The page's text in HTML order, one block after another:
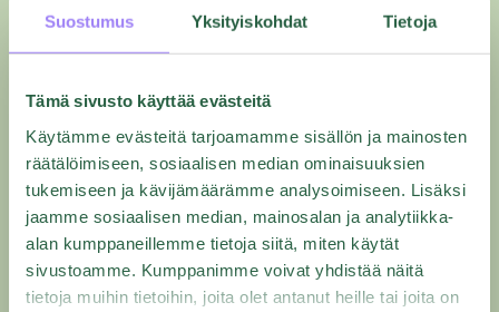
Suostumus Yksityiskohdat Tietoja
Tämä sivusto käyttää evästeitä
Käytämme evästeitä tarjoamamme sisällön ja mainosten
räätälöimiseen, sosiaalisen median ominaisuuksien
tukemiseen ja kävijämäärämme analysoimiseen. Lisäksi
jaamme sosiaalisen median, mainosalan ja analytiikka-
alan kumppaneillemme tietoja siitä, miten käytät
sivustoamme. Kumppanimme voivat yhdistää näitä
tietoja muihin tietoihin, joita olet antanut heille tai joita on
EX Enterprise
Kaikki ominaisuudet yhdessä paketissa
suurille yrityksille.
PYYDÄ HINTATARJOUS
1 käyttäjä